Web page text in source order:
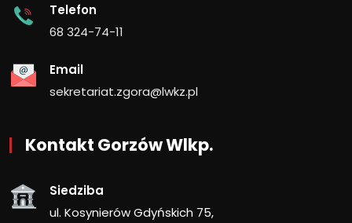
Telefon
68 324-74-11
Email
sekretariat.zgora@lwkz.pl
Kontakt Gorzów Wlkp.
Siedziba
ul. Kosynierów Gdyńskich 75,